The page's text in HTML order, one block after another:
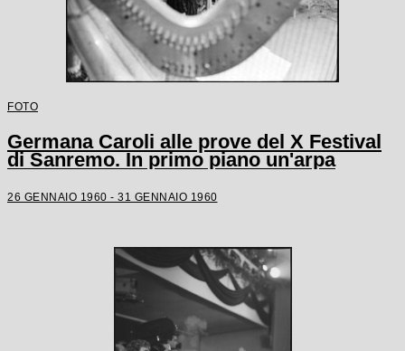
FOTO
Germana Caroli alle prove del X Festival
di Sanremo. In primo piano un'arpa
26 GENNAIO 1960 - 31 GENNAIO 1960